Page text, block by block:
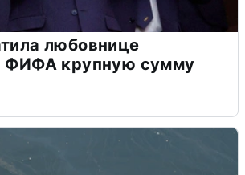
любовнице
ФИФА крупную сумму